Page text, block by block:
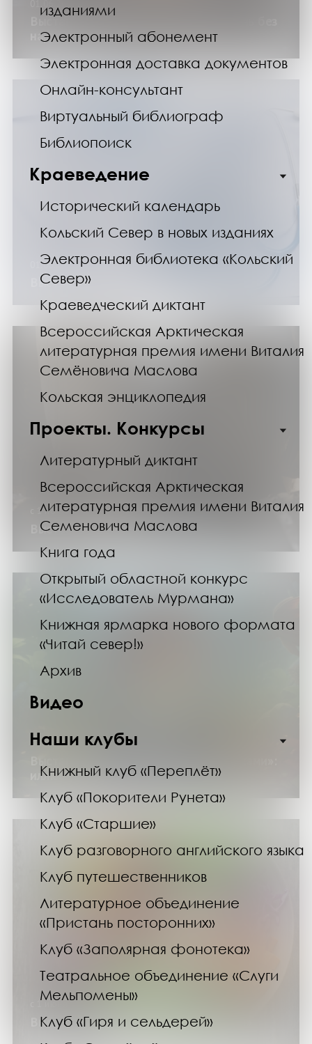
изданиями
Электронный абонемент
Электронная доставка документов
Онлайн-консультант
Виртуальный библиограф
Библиопоиск
Краеведение
Исторический календарь
Кольский Север в новых изданиях
Электронная библиотека «Кольский
Север»
Краеведческий диктант
Всероссийская Арктическая
литературная премия имени Виталия
Семёновича Маслова
Кольская энциклопедия
Проекты. Конкурсы
Литературный диктант
Всероссийская Арктическая
литературная премия имени Виталия
Семеновича Маслова
Книга года
Открытый областной конкурс
«Исследователь Мурмана»
Книжная ярмарка нового формата
«Читай север!»
Архив
Видео
Наши клубы
Книжный клуб «Переплёт»
Клуб «Покорители Рунета»
Клуб «Старшие»
Клуб разговорного английского языка
Клуб путешественников
Литературное объединение
«Пристань посторонних»
Клуб «Заполярная фонотека»
Театральное объединение «Слуги
Мельпомены»
Клуб «Гиря и сельдерей»
Выставка изданий «Выбор есть! Жизнь без
наркотиков»
01.06.26
Выставка изданий «Вызов принят»
с 1 по 30 июня 2026 года
Выставка изданий «День сомелье»
с 1 июня по 30 августа 2026 года
иллюстраторы детской книги
с 1 июня по 30 августа 2026 года
Выставка изданий «Летние витамины»